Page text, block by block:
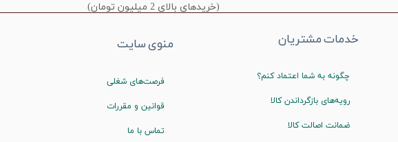
(خریدهای بالای 2 میلیون تومان)
خدمات مشتریان
چگونه به شما اعتماد کنم؟
رویه‌های بازگرداندن کالا
ضمانت اصالت کالا
منوی سایت
فرصت‌های شغلی
قوانین و مقررات
تماس با ما